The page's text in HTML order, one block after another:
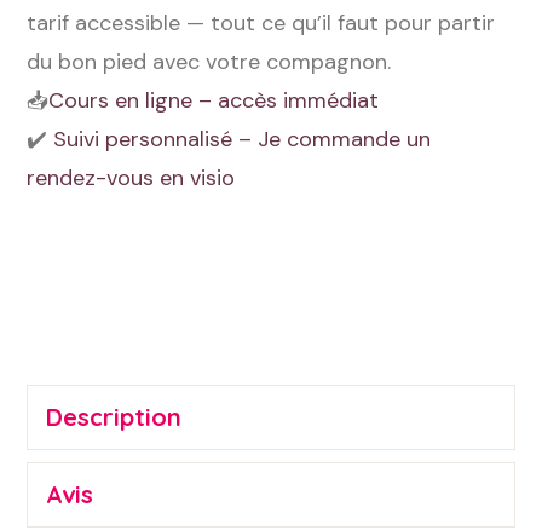
tarif accessible — tout ce qu’il faut pour partir
du bon pied avec votre compagnon.
📥Cours en ligne – accès immédiat
✔️ Suivi personnalisé – Je commande un
rendez-vous en visio
Description
Avis